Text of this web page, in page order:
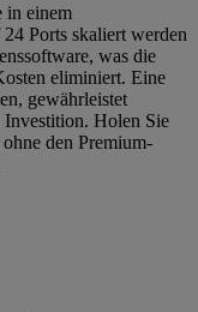
in einem
Ports skaliert werden
was die
eliminiert. Eine
gewährleistet
Holen Sie
den Premium-